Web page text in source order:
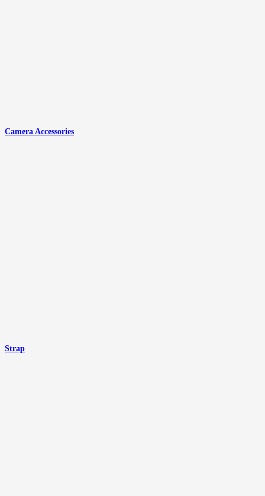
Camera Accessories
Strap